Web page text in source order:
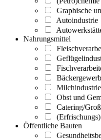
Graphische
Autoindustrie
Nahrungsmittel
Milchindustrie
Obst und
Catering/
Öffentliche Bauten